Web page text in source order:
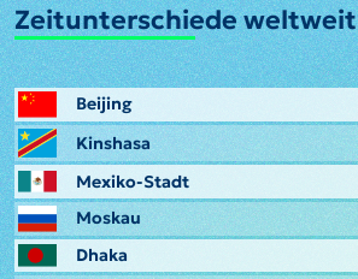
Zeitunterschiede weltweit
Beijing
Kinshasa
Mexiko-Stadt
Moskau
Dhaka